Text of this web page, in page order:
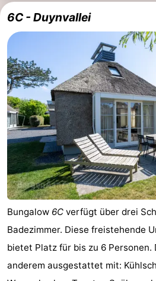
aan
Zee
Natur
Zuid-
Kennermerland
-
Amsterdam
-
Haarlem
-
Zandvoort
Südholland
-
Leiden
Bollenstreek
-
Natur
Hollands
-
Noordwijk
-
6C - Duynvallei
Bungalow 6C verfügt über drei
Badezimmer. Diese freistehende
bietet Platz für bis zu 6 Personen.
anderem ausgestattet mit: